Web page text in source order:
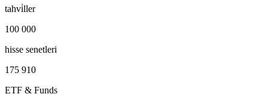
tahvi̇ller
100 000
hisse senetleri
175 910
ETF & Funds